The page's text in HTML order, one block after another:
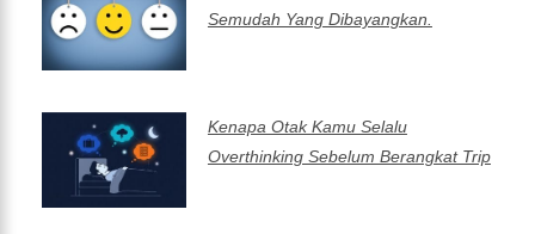
Semudah Yang Dibayangkan.
Kenapa Otak Kamu Selalu
Overthinking Sebelum Berangkat Trip